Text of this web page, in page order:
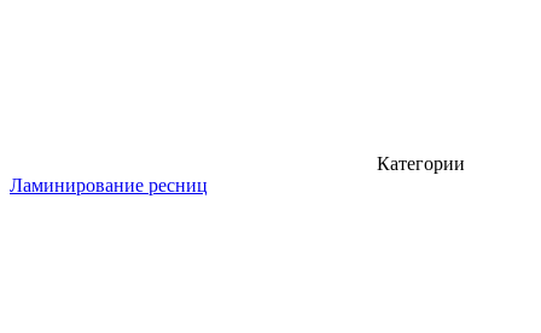
Категории
Ламинирование ресниц